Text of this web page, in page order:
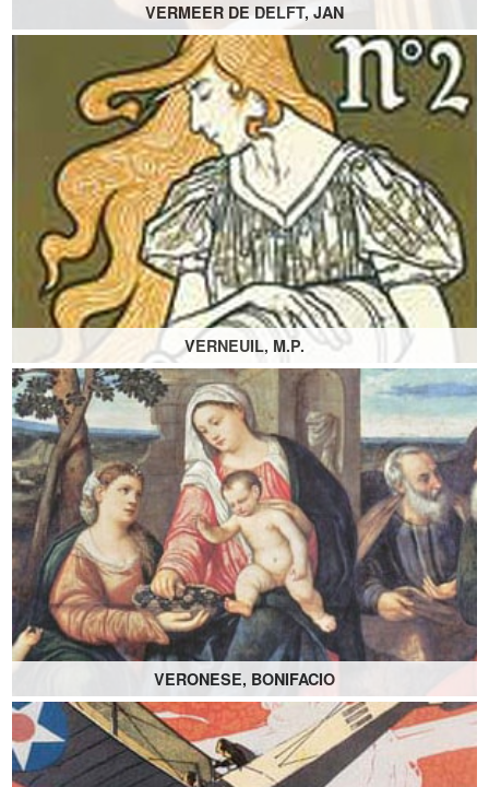
VERMEER DE DELFT, JAN
VERNEUIL, M.P.
VERONESE, BONIFACIO